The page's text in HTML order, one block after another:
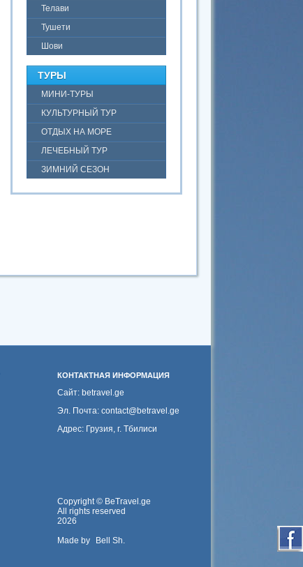
Телави
Тушети
Шови
ТУРЫ
МИНИ-ТУРЫ
КУЛЬТУРНЫЙ ТУР
ОТДЫХ НА МОРЕ
ЛЕЧЕБНЫЙ ТУР
ЗИМНИЙ СЕЗОН
КОНТАКТНАЯ ИНФОРМАЦИЯ
Сайт: betravel.ge
Эл. Почта: contact@betravel.ge
Адрес: Грузия, г. Тбилиси
Copyright © BeTravel.ge
All rights reserved
2026
Made by
Bell Sh.